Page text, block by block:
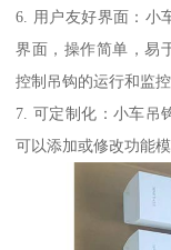
6. 用户友好界面：小
界面，操作简单，易
控制吊钩的运行和监控
7. 可定制化：小车吊
可以添加或修改功能